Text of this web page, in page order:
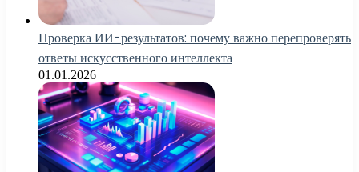
Проверка ИИ-результатов: почему важно перепроверять
ответы искусственного интеллекта
01.01.2026